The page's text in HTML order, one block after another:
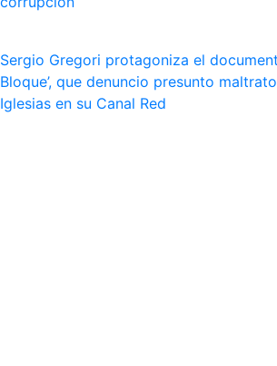
Sergio Gregori protagoniza el
Bloque’, que denuncio presunto
Iglesias en su Canal Red